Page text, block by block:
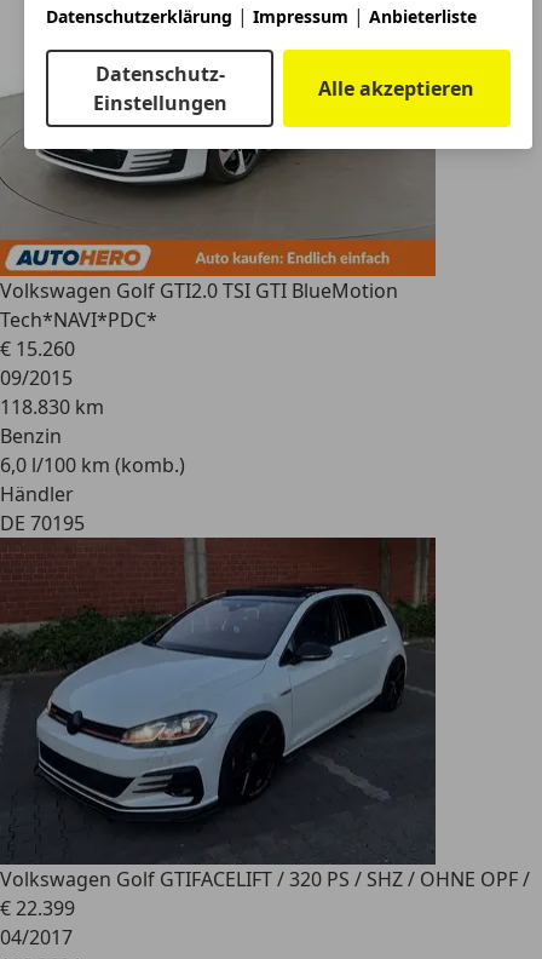
Datenschutzerklärung | Impressum | Anbieterliste
Datenschutz-
Einstellungen
Alle akzeptieren
Volkswagen Golf GTI2.0 TSI GTI BlueMotion
Tech*NAVI*PDC*
€ 15.260
09/2015
118.830 km
Benzin
6,0 l/100 km (komb.)
Händler
DE 70195
Volkswagen Golf GTIFACELIFT / 320 PS / SHZ / OHNE OPF /
€ 22.399
04/2017